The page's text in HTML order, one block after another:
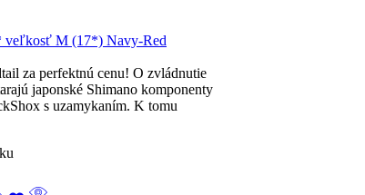
veľkosť M (17*) Navy-Red
za perfektnú cenu! O zvládnutie
japonské Shimano komponenty
s uzamykaním. K tomu